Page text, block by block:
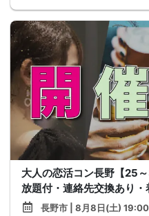
大人の恋活コン長野【25
放題付・連絡先交換あり
長野市 | 8月8日(土)